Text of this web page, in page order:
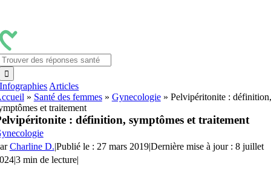
contenu
Infographies Articles
» Santé des femmes» Gynecologie» Pelvipéritonite : définition,
et traitement
: définition, symptômes et traitement
Charline D.|Publié le : 27 mars 2019|Dernière mise à jour : 8 juillet
|3 min de lecture|